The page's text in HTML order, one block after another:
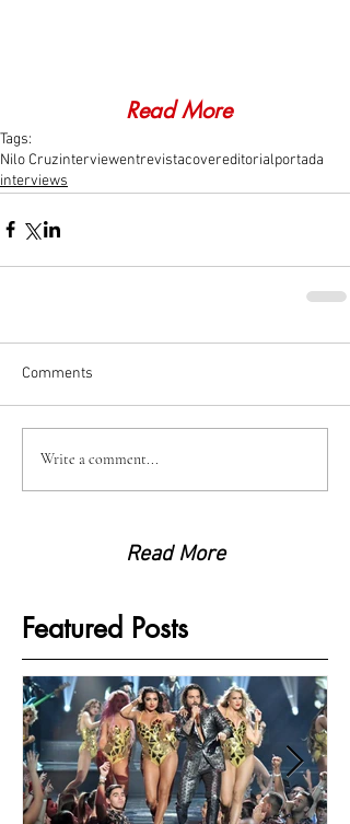
Read More
Tags:
Nilo Cruzinterviewentrevistacovereditorialportada
interviews
Comments
Write a comment...
Read More
Featured Posts